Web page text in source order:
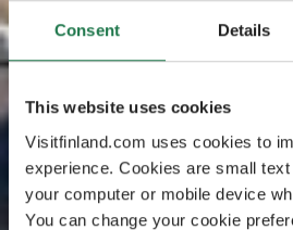
Consent Details
This website uses cookies
Visitfinland.com uses cookies to
experience. Cookies are small
your computer or mobile device
You can change your cookie